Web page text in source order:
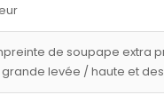
de soupape extra
levée / haute et